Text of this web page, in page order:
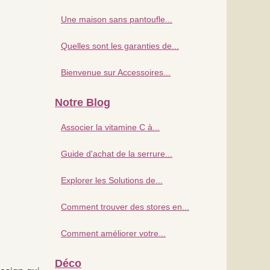
Une maison sans pantoufle...
Quelles sont les garanties de...
Bienvenue sur Accessoires...
Notre Blog
Associer la vitamine C à...
Guide d'achat de la serrure...
Explorer les Solutions de...
Comment trouver des stores en...
Comment améliorer votre...
Déco